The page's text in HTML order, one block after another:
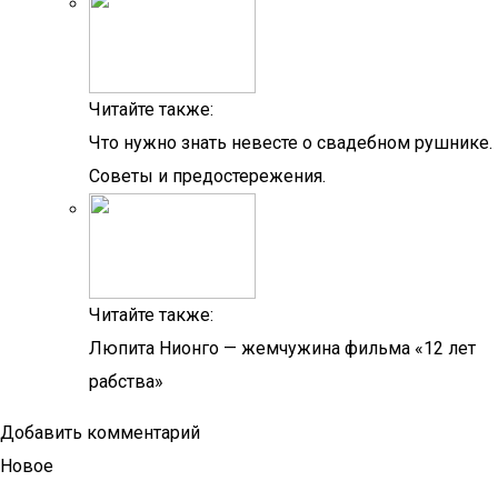
Читайте также:
Что нужно знать невесте о свадебном рушнике.
Советы и предостережения.
Читайте также:
Люпита Нионго — жемчужина фильма «12 лет
рабства»
Добавить комментарий
Новое